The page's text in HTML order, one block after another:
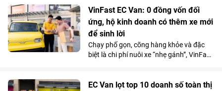
lệch giá giữa các nền tảng ngày càng thu
hẹp, người dùng có xu hướng quan tâm
nhiều hơn đến những yếu tố như thời
gian xe đón, chất lượng phương tiện hay
sự ổn định của dịch vụ.
VinFast EC Van: 0 đồng vốn đối
ứng, hộ kinh doanh có thêm xe mới
để sinh lời
Chạy phố gọn, cõng hàng khỏe và đặc
biệt là chi phí nuôi xe “nhẹ gánh”, VinFast
EC Van lọt top 10 doanh số toàn thị